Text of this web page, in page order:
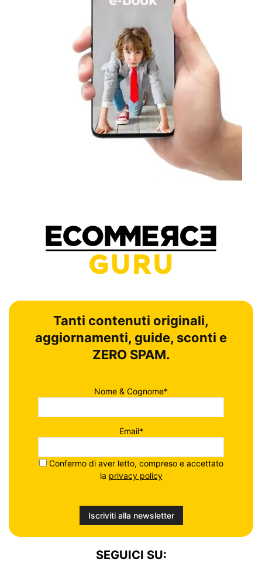
Tanti contenuti originali,
aggiornamenti, guide, sconti e
ZERO SPAM.
Nome & Cognome*
Email*
Confermo di aver letto, compreso e accettato
la privacy policy
SEGUICI SU: